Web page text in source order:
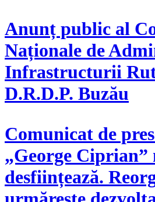
Anunț public al
Naționale de
Infrastructurii
D.R.D.P. Buzău
Comunicat de
„George Ciprian”
desființează.